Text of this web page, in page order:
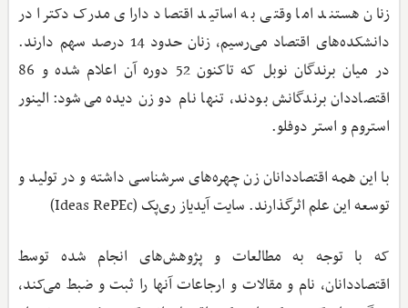
زنان هستند اما وقتی به اساتید اقتصاد دارای مدرک دکترا در
دانشکده‌های اقتصاد می‌رسیم، زنان حدود 14 درصد سهم دارند.
در میان برندگان نوبل که تاکنون 52 دوره آن اعلام شده و 86
اقتصاددان برندگانش بودند، تنها نام دو زن دیده می‌شود: الینور
استروم و استر دوفلو.
با این همه اقتصاددانان زن چهره‌های سرشناسی داشته و در تولید و
توسعه این علم اثرگذارند. سایت آیدیاز ری‌پک (Ideas RePEc)
که با توجه به مطالعات و پژوهش‌های انجام شده توسط
اقتصاددانان، نام و مقالات و ارجاعات آنها را ثبت و ضبط می‌کند،